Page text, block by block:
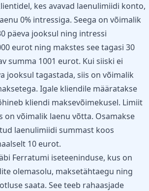
kes avavad laenulimiidi konto,
0% intressiga. Seega on võimalik
päeva jooksul ning intressi
eurot ning makstes see tagasi 30
summa 1001 eurot. Kui siiski ei
jooksul tagastada, siis on võimalik
Igale kliendile määratakse
kliendi maksevõimekusel. Limiit
on võimalik laenu võtta. Osamakse
laenulimiidi summast koos
10 eurot.
Ferratumi iseteeninduse, kus on
olemasolu, maksetähtaegu ning
saata. See teeb rahaasjade